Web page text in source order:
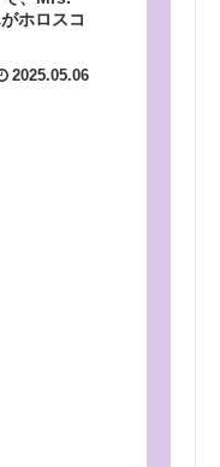
ホロスコ
2025.05.06